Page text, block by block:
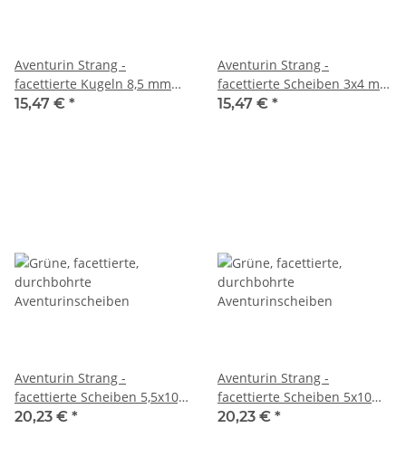
Aventurin Strang -
facettierte Kugeln 8,5 mm
tricolor, silber schimmernd,
15,47 € *
Aventurin Strang -
facettierte Scheiben 3x4 mm
Blautöne, Länge 39,5 cm
15,47 € *
Aventurin Strang -
facettierte Scheiben 5,5x10,5
mm Grüntöne, Länge 36,5
20,23 € *
Aventurin Strang -
facettierte Scheiben 5x10
mm Grüntöne, Länge 36,5
20,23 € *